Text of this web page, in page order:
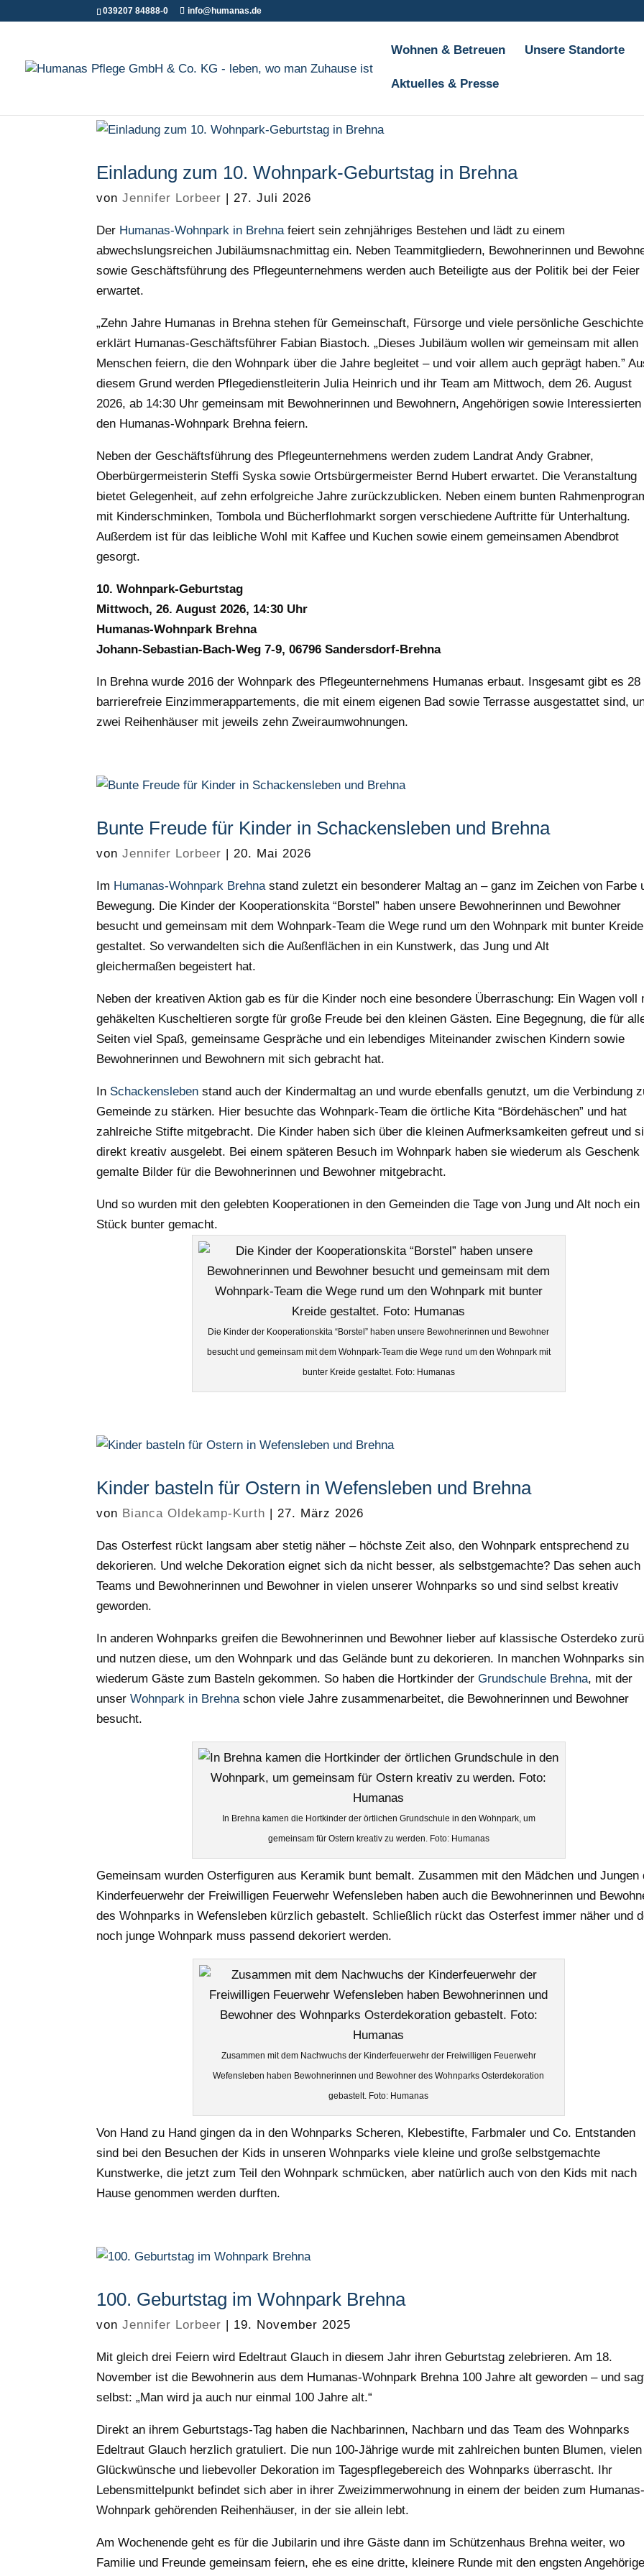
039207 84888-0 info@humanas.de
Wohnen & Betreuen Unsere Standorte
Aktuelles & Presse
Einladung zum 10. Wohnpark-Geburtstag in Brehna
vonJennifer Lorbeer |27. Juli 2026
Der Humanas-Wohnpark in Brehnafeiert sein zehnjähriges Bestehen und lädt zu einem
abwechslungsreichen Jubiläumsnachmittag ein. Neben Teammitgliedern, Bewohnerinnen und
sowie Geschäftsführung des Pflegeunternehmens werden auch Beteiligte aus der Politik bei der Feier
erwartet.
„Zehn Jahre Humanas in Brehna stehen für Gemeinschaft, Fürsorge und viele persönliche
erklärt Humanas-Geschäftsführer Fabian Biastoch. „Dieses Jubiläum wollen wir gemeinsam mit allen
Menschen feiern, die den Wohnpark über die Jahre begleitet – und voir allem auch geprägt haben.”
diesem Grund werden Pflegedienstleiterin Julia Heinrich und ihr Team am Mittwoch, dem 26. August
2026, ab 14:30 Uhr gemeinsam mit Bewohnerinnen und Bewohnern, Angehörigen sowie Interessierten
den Humanas-Wohnpark Brehna feiern.
Neben der Geschäftsführung des Pflegeunternehmens werden zudem Landrat Andy Grabner,
Oberbürgermeisterin Steffi Syska sowie Ortsbürgermeister Bernd Hubert erwartet. Die Veranstaltung
bietet Gelegenheit, auf zehn erfolgreiche Jahre zurückzublicken. Neben einem bunten
mit Kinderschminken, Tombola und Bücherflohmarkt sorgen verschiedene Auftritte für Unterhaltung.
Außerdem ist für das leibliche Wohl mit Kaffee und Kuchen sowie einem gemeinsamen Abendbrot
gesorgt.
10. Wohnpark-Geburtstag
Mittwoch, 26. August 2026, 14:30 Uhr
Humanas-Wohnpark Brehna
Johann-Sebastian-Bach-Weg 7-9, 06796 Sandersdorf-Brehna
In Brehna wurde 2016 der Wohnpark des Pflegeunternehmens Humanas erbaut. Insgesamt gibt es 28
barrierefreie Einzimmerappartements, die mit einem eigenen Bad sowie Terrasse ausgestattet sind,
zwei Reihenhäuser mit jeweils zehn Zweiraumwohnungen.
Bunte Freude für Kinder in Schackensleben und Brehna
vonJennifer Lorbeer |20. Mai 2026
Im Humanas-Wohnpark Brehnastand zuletzt ein besonderer Maltag an – ganz im Zeichen von Farbe
Bewegung. Die Kinder der Kooperationskita “Borstel” haben unsere Bewohnerinnen und Bewohner
besucht und gemeinsam mit dem Wohnpark-Team die Wege rund um den Wohnpark mit bunter Kreide
gestaltet. So verwandelten sich die Außenflächen in ein Kunstwerk, das Jung und Alt
gleichermaßen begeistert hat.
Neben der kreativen Aktion gab es für die Kinder noch eine besondere Überraschung: Ein Wagen voll
gehäkelten Kuscheltieren sorgte für große Freude bei den kleinen Gästen. Eine Begegnung, die für
Seiten viel Spaß, gemeinsame Gespräche und ein lebendiges Miteinander zwischen Kindern sowie
Bewohnerinnen und Bewohnern mit sich gebracht hat.
In Schackensleben stand auch der Kindermaltag an und wurde ebenfalls genutzt, um die Verbindung
Gemeinde zu stärken. Hier besuchte das Wohnpark-Team die örtliche Kita “Bördehäschen” und hat
zahlreiche Stifte mitgebracht. Die Kinder haben sich über die kleinen Aufmerksamkeiten gefreut und
direkt kreativ ausgelebt. Bei einem späteren Besuch im Wohnpark haben sie wiederum als Geschenk
gemalte Bilder für die Bewohnerinnen und Bewohner mitgebracht.
Und so wurden mit den gelebten Kooperationen in den Gemeinden die Tage von Jung und Alt noch ein
Stück bunter gemacht.
Die Kinder der Kooperationskita “Borstel” haben unsere Bewohnerinnen und Bewohner
besucht und gemeinsam mit dem Wohnpark-Team die Wege rund um den Wohnpark mit
bunter Kreide gestaltet. Foto: Humanas
Kinder basteln für Ostern in Wefensleben und Brehna
von Bianca Oldekamp-Kurth |27. März 2026
Das Osterfest rückt langsam aber stetig näher – höchste Zeit also, den Wohnpark entsprechend zu
dekorieren. Und welche Dekoration eignet sich da nicht besser, als selbstgemachte? Das sehen auch
Teams und Bewohnerinnen und Bewohner in vielen unserer Wohnparks so und sind selbst kreativ
geworden.
In anderen Wohnparks greifen die Bewohnerinnen und Bewohner lieber auf klassische Osterdeko
und nutzen diese, um den Wohnpark und das Gelände bunt zu dekorieren. In manchen Wohnparks
wiederum Gäste zum Basteln gekommen. So haben die Hortkinder derGrundschule Brehna, mit der
unserWohnpark in Brehnaschon viele Jahre zusammenarbeitet, die Bewohnerinnen und Bewohner
besucht.
In Brehna kamen die Hortkinder der örtlichen Grundschule in den Wohnpark, um
gemeinsam für Ostern kreativ zu werden. Foto: Humanas
Gemeinsam wurden Osterfiguren aus Keramik bunt bemalt. Zusammen mit den Mädchen und Jungen
Kinderfeuerwehr der Freiwilligen Feuerwehr Wefensleben haben auch die Bewohnerinnen und
des Wohnparks in Wefensleben kürzlich gebastelt. Schließlich rückt das Osterfest immer näher und
noch junge Wohnpark muss passend dekoriert werden.
Zusammen mit dem Nachwuchs der Kinderfeuerwehr der Freiwilligen Feuerwehr
Wefensleben haben Bewohnerinnen und Bewohner des Wohnparks Osterdekoration
gebastelt. Foto: Humanas
Von Hand zu Hand gingen da in den Wohnparks Scheren, Klebestifte, Farbmaler und Co. Entstanden
sind bei den Besuchen der Kids in unseren Wohnparks viele kleine und große selbstgemachte
Kunstwerke, die jetzt zum Teil den Wohnpark schmücken, aber natürlich auch von den Kids mit nach
Hause genommen werden durften.
100. Geburtstag im Wohnpark Brehna
vonJennifer Lorbeer | 19. November 2025
Mit gleich drei Feiern wird Edeltraut Glauch in diesem Jahr ihren Geburtstag zelebrieren. Am 18.
November ist die Bewohnerin aus dem Humanas-Wohnpark Brehna 100 Jahre alt geworden – und
selbst: „Man wird ja auch nur einmal 100 Jahre alt.“
Direkt an ihrem Geburtstags-Tag haben die Nachbarinnen, Nachbarn und das Team des Wohnparks
Edeltraut Glauch herzlich gratuliert. Die nun 100-Jährige wurde mit zahlreichen bunten Blumen, vielen
Glückwünsche und liebevoller Dekoration im Tagespflegebereich des Wohnparks überrascht. Ihr
Lebensmittelpunkt befindet sich aber in ihrer Zweizimmerwohnung in einem der beiden zum
Wohnpark gehörenden Reihenhäuser, in der sie allein lebt.
Am Wochenende geht es für die Jubilarin und ihre Gäste dann im Schützenhaus Brehna weiter, wo
Familie und Freunde gemeinsam feiern, ehe es eine dritte, kleinere Runde mit den engsten